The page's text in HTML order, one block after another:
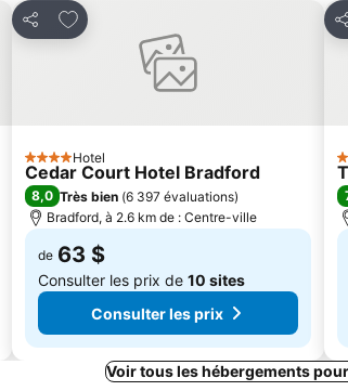
Partager
Ajouter à mes favoris
4 ÉtoilesHotel
Cedar Court Hotel Bradford
8,0 Très bien (6 397 évaluations)
Bradford, à 2.6 km de : Centre-ville
de 63 $
Consulter les prix de 10 sites
Consulter les prix
Voir tous les hébergements